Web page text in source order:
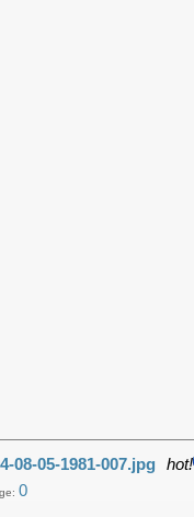
08-05-1981-007.jpg hot!
0